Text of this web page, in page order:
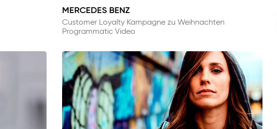
MERCEDES BENZ
Customer Loyalty Kampagne zu Weihnachten
Programmatic Video